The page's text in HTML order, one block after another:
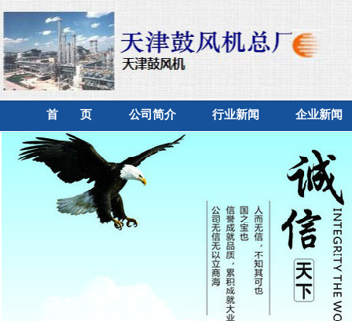
首 页 公司简介 行业新闻 企业新闻